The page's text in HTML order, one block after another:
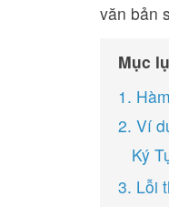
văn bản
Mục
1.
2. Ví
Ký
3. Lỗi